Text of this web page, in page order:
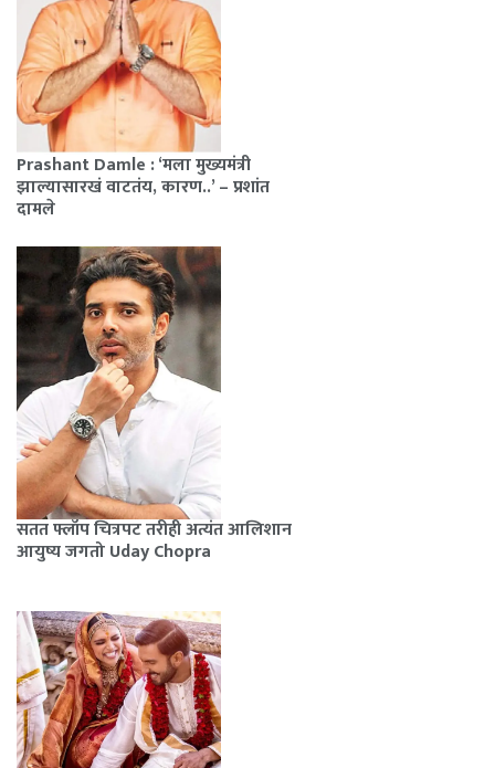
Prashant Damle : ‘मला मुख्यमंत्री
झाल्यासारखं वाटतंय, कारण..’ – प्रशांत
दामले
सतत फ्लॉप चित्रपट तरीही अत्यंत आलिशान
आयुष्य जगतो Uday Chopra